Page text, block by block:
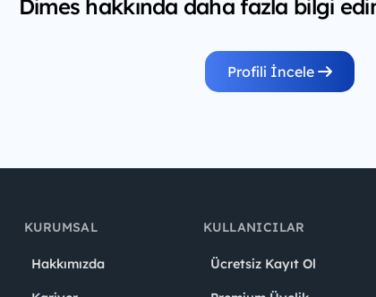
Dimes hakkında daha fazla bilgi
Profili İncele
KURUMSAL
Hakkımızda
KULLANICILAR
Ücretsiz Kayıt Ol